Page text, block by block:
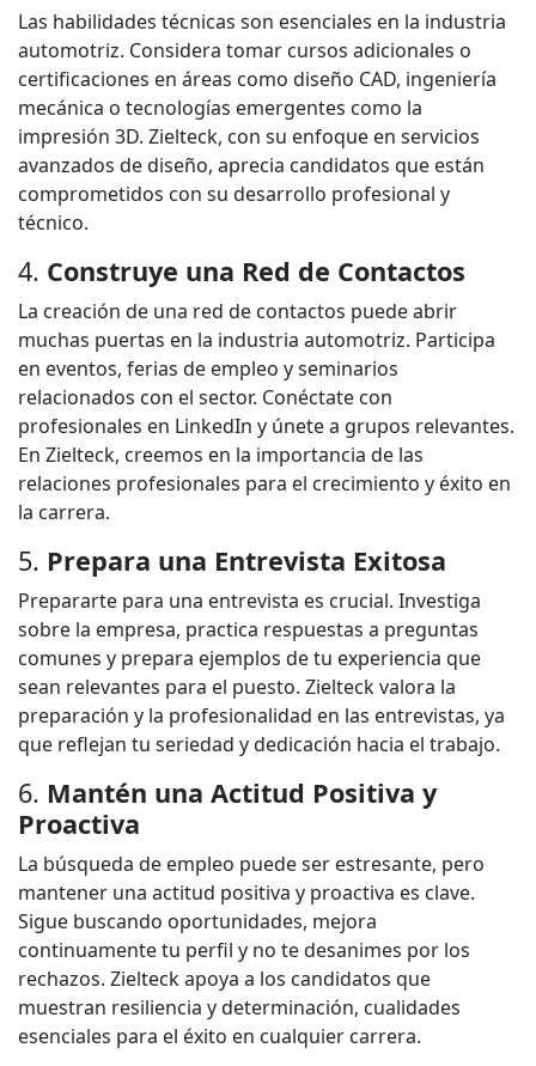
Las habilidades técnicas son esenciales en la industria
automotriz. Considera tomar cursos adicionales o
certificaciones en áreas como diseño CAD, ingeniería
mecánica o tecnologías emergentes como la
impresión 3D. Zielteck, con su enfoque en servicios
avanzados de diseño, aprecia candidatos que están
comprometidos con su desarrollo profesional y
técnico.
4. Construye una Red de Contactos
La creación de una red de contactos puede abrir
muchas puertas en la industria automotriz. Participa
en eventos, ferias de empleo y seminarios
relacionados con el sector. Conéctate con
profesionales en LinkedIn y únete a grupos relevantes.
En Zielteck, creemos en la importancia de las
relaciones profesionales para el crecimiento y éxito en
la carrera.
5. Prepara una Entrevista Exitosa
Prepararte para una entrevista es crucial. Investiga
sobre la empresa, practica respuestas a preguntas
comunes y prepara ejemplos de tu experiencia que
sean relevantes para el puesto. Zielteck valora la
preparación y la profesionalidad en las entrevistas, ya
que reflejan tu seriedad y dedicación hacia el trabajo.
6. Mantén una Actitud Positiva y
Proactiva
La búsqueda de empleo puede ser estresante, pero
mantener una actitud positiva y proactiva es clave.
Sigue buscando oportunidades, mejora
continuamente tu perfil y no te desanimes por los
rechazos. Zielteck apoya a los candidatos que
muestran resiliencia y determinación, cualidades
esenciales para el éxito en cualquier carrera.